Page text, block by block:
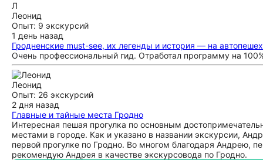
Л
Леонид
Опыт: 9 экскурсий
1 день назад
Гродненские must-see, их легенды и история — на
Очень профессиональный гид. Отработал программу на
Леонид
Опыт: 26 экскурсий
2 дня назад
Главные и тайные места Гродно
Интересная пешая прогулка по основным
местами в городе. Как и указано в названии экскурсии,
первой прогулке по Гродно. Во многом благодаря Андрею,
рекомендую Андрея в качестве экскурсовода по Гродно.